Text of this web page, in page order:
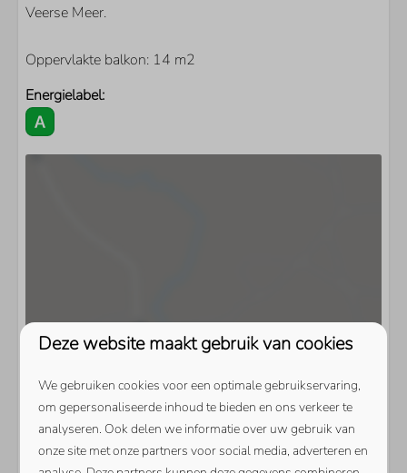
Veerse Meer.
Oppervlakte balkon: 14 m2
Energielabel:
Deze website maakt gebruik van cookies
We gebruiken cookies voor een optimale gebruikservaring,
om gepersonaliseerde inhoud te bieden en ons verkeer te
analyseren. Ook delen we informatie over uw gebruik van
onze site met onze partners voor social media, adverteren en